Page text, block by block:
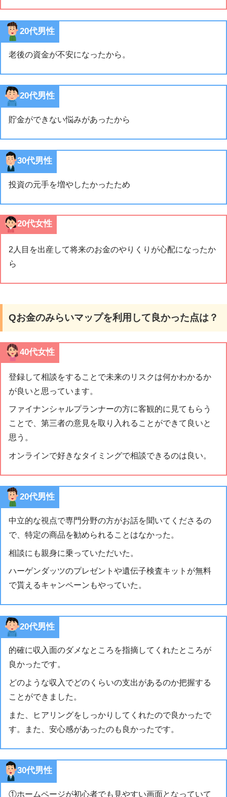
20代男性
老後の資金が不安になったから。
20代男性
貯金ができない悩みがあったから
30代男性
投資の元手を増やしたかったため
20代女性
2人目を出産して将来のお金のやりくりが心配になったか
ら
Qお金のみらいマップを利用して良かった点は？
40代女性
登録して相談をすることで未来のリスクは何かわかるか
が良いと思っています。
ファイナンシャルプランナーの方に客観的に見てもらう
ことで、第三者の意見を取り入れることができて良いと
思う。
オンラインで好きなタイミングで相談できるのは良い。
20代男性
中立的な視点で専門分野の方がお話を聞いてくださるの
で、特定の商品を勧められることはなかった。
相談にも親身に乗っていただいた。
ハーゲンダッツのプレゼントや遺伝子検査キットが無料
で貰えるキャンペーンもやっていた。
20代男性
的確に収入面のダメなところを指摘してくれたところが
良かったです。
どのような収入でどのくらいの支出があるのか把握する
ことができました。
また、ヒアリングをしっかりしてくれたので良かったで
す。また、安心感があったのも良かったです。
30代男性
①ホームページが初心者でも見やすい画面となっていて